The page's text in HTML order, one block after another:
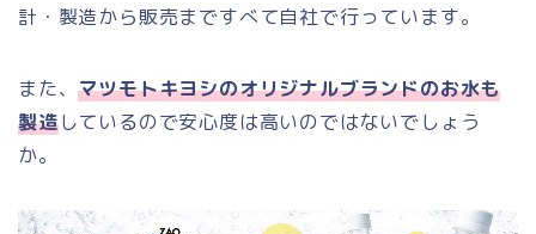
計・製造から販売まですべて自社で行っています。
また、マツモトキヨシのオリジナルブランドのお水も
製造しているので安心度は高いのではないでしょう
か。